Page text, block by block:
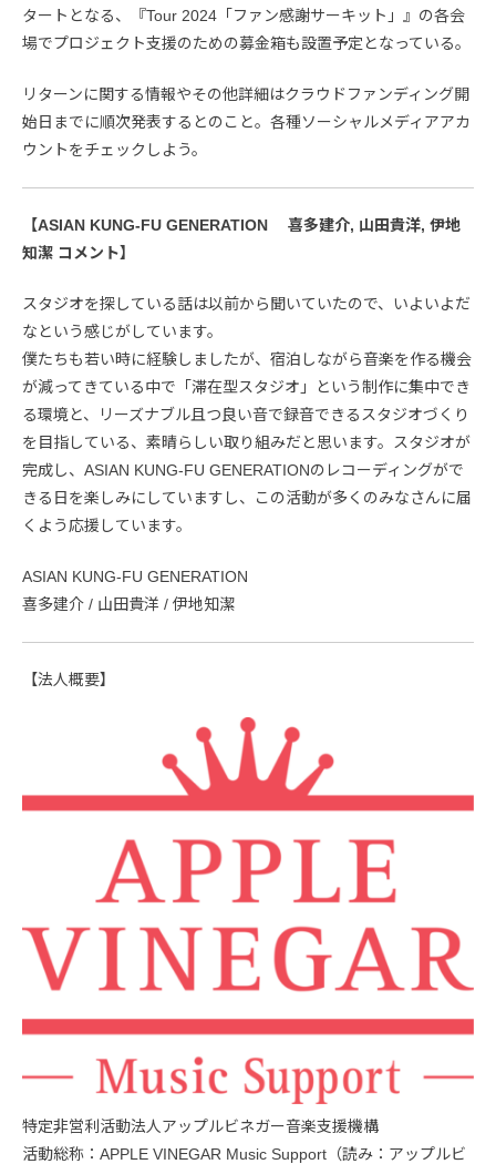
タートとなる、『Tour 2024「ファン感謝サーキット」』の各会
場でプロジェクト支援のための募金箱も設置予定となっている。
リターンに関する情報やその他詳細はクラウドファンディング開
始日までに順次発表するとのこと。各種ソーシャルメディアアカ
ウントをチェックしよう。
【ASIAN KUNG-FU GENERATION 喜多建介, 山田貴洋, 伊地
知潔 コメント】
スタジオを探している話は以前から聞いていたので、いよいよだ
なという感じがしています。
僕たちも若い時に経験しましたが、宿泊しながら音楽を作る機会
が減ってきている中で「滞在型スタジオ」という制作に集中でき
る環境と、リーズナブル且つ良い音で録音できるスタジオづくり
を目指している、素晴らしい取り組みだと思います。スタジオが
完成し、ASIAN KUNG-FU GENERATIONのレコーディングがで
きる日を楽しみにしていますし、この活動が多くのみなさんに届
くよう応援しています。
ASIAN KUNG-FU GENERATION
喜多建介 / 山田貴洋 / 伊地知潔
【法人概要】
特定非営利活動法人アップルビネガー音楽支援機構
活動総称：APPLE VINEGAR Music Support（読み：アップルビ